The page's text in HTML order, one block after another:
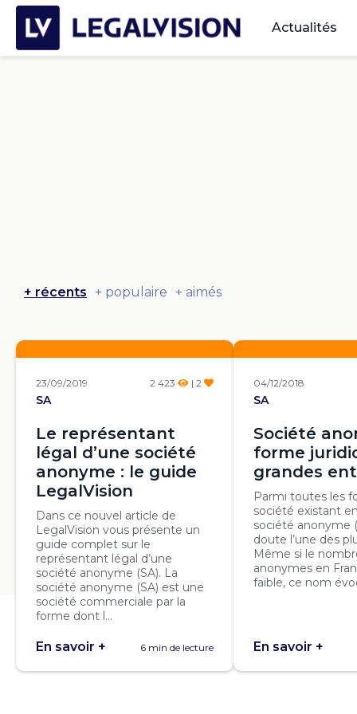
Actualités
+ récents + populaire + aimés
23/09/2019 2 423 | 2
SA
Le représentant
légal d’une société
anonyme : le guide
LegalVision
Dans ce nouvel article de
LegalVision vous présente un
guide complet sur le
représentant légal d’une
société anonyme (SA). La
société anonyme (SA) est une
société commerciale par la
forme dont l...
En savoir + 6 min de lecture
04/12/2018
SA
Société
forme
grandes
Parmi toutes les
société existant
société anonyme
doute l’une des
Même si le
anonymes en
faible, ce nom
En savoir +